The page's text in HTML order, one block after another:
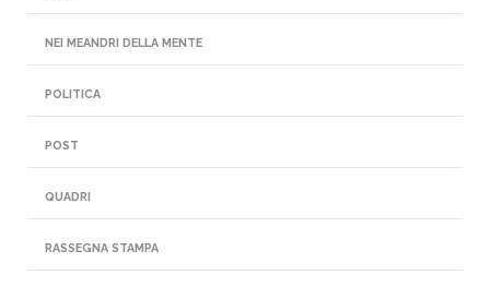
NEI MEANDRI DELLA MENTE
POLITICA
POST
QUADRI
RASSEGNA STAMPA